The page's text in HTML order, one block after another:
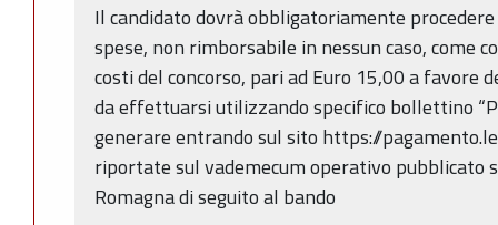
Il candidato dovrà obbligatoriamente
spese, non rimborsabile in nessun caso, come
costi del concorso, pari ad Euro 15,00 a favore
da effettuarsi utilizzando specifico bollettino
generare entrando sul sito https://
riportate sul vademecum operativo pubblicato
Romagna di seguito al bando